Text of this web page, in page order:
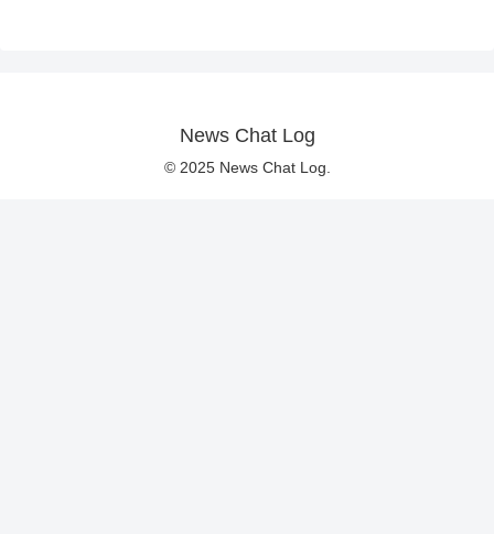
News Chat Log
© 2025 News Chat Log.